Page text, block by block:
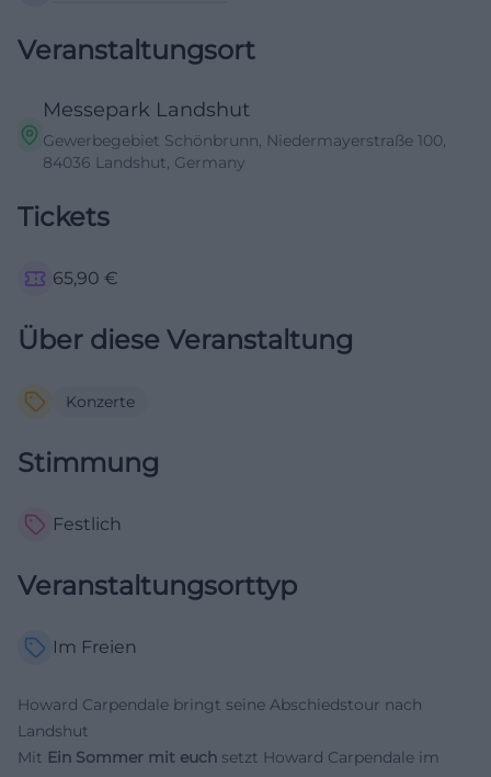
Veranstaltungsort
Messepark Landshut
Gewerbegebiet Schönbrunn, Niedermayerstraße 100,
84036 Landshut, Germany
Tickets
65,90 €
Über diese Veranstaltung
Konzerte
Stimmung
Festlich
Veranstaltungsorttyp
Im Freien
Howard Carpendale bringt seine Abschiedstour nach
Landshut
Mit Ein Sommer mit euch setzt Howard Carpendale im